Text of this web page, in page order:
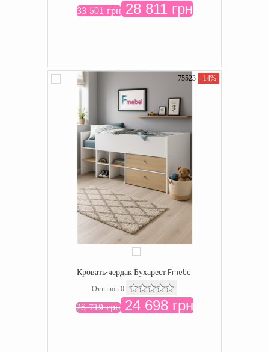
33 501 грн28 811 грн
75523 -14%
Кровать-чердак Бухарест Fmebel
Отзывов 0
28 719 грн24 698 грн